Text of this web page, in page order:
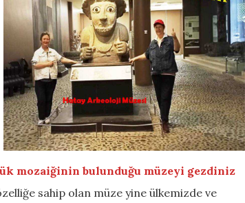
mozaiğinin bulunduğu müzeyi gezdiniz
sahip olan müze yine ülkemizde ve